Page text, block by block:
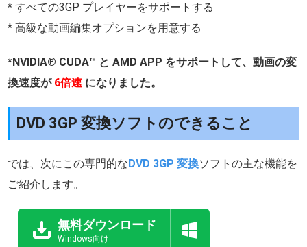
* すべての3GP プレイヤーをサポートする
* 高級な動画編集オプションを用意する
*NVIDIA® CUDA™ と AMD APP をサポートして、動画の変
換速度が6倍速 になりました。
DVD 3GP 変換ソフトのできること
では、次にこの専門的な DVD 3GP 変換ソフトの主な機能を
ご紹介します。
無料ダウンロード
Windows向け